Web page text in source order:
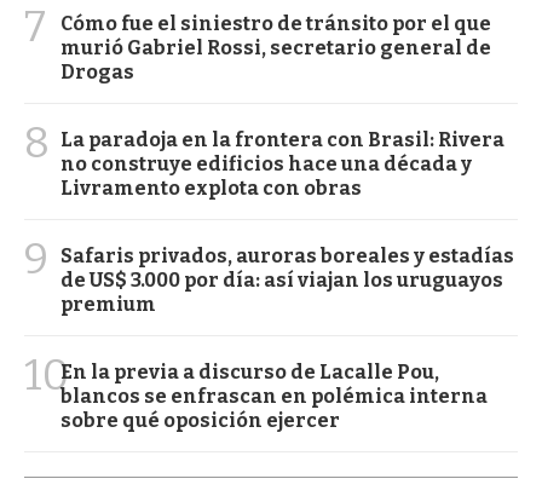
7
Cómo fue el siniestro de tránsito por el que
murió Gabriel Rossi, secretario general de
Drogas
8
La paradoja en la frontera con Brasil: Rivera
no construye edificios hace una década y
Livramento explota con obras
9
Safaris privados, auroras boreales y estadías
de US$ 3.000 por día: así viajan los uruguayos
premium
10En la previa a discurso de Lacalle Pou,
blancos se enfrascan en polémica interna
sobre qué oposición ejercer